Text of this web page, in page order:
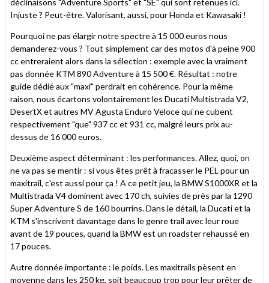
déclinaisons "Adventure Sports" et "SE" qui sont retenues ici.
Injuste ? Peut-être. Valorisant, aussi, pour Honda et Kawasaki !
Pourquoi ne pas élargir notre spectre à 15 000 euros nous
demanderez-vous ? Tout simplement car des motos d'à peine 900
cc entreraient alors dans la sélection : exemple avec la vraiment
pas donnée KTM 890 Adventure à 15 500 €. Résultat : notre
guide dédié aux "maxi" perdrait en cohérence. Pour la même
raison, nous écartons volontairement les Ducati Multistrada V2,
DesertX et autres MV Agusta Enduro Veloce qui ne cubent
respectivement "que" 937 cc et 931 cc, malgré leurs prix au-
dessus de 16 000 euros.
Deuxième aspect déterminant : les performances. Allez, quoi, on
ne va pas se mentir : si vous êtes prêt à fracasser le PEL pour un
maxitrail, c'est aussi pour ça ! A ce petit jeu, la BMW S1000XR et la
Multistrada V4 dominent avec 170 ch, suivies de près par la 1290
Super Adventure S de 160 bourrins. Dans le détail, la Ducati et la
KTM s'inscrivent davantage dans le genre trail avec leur roue
avant de 19 pouces, quand la BMW est un roadster rehaussé en
17 pouces.
Autre donnée importante : le poids. Les maxitrails pèsent en
moyenne dans les 250 kg, soit beaucoup trop pour leur prêter de